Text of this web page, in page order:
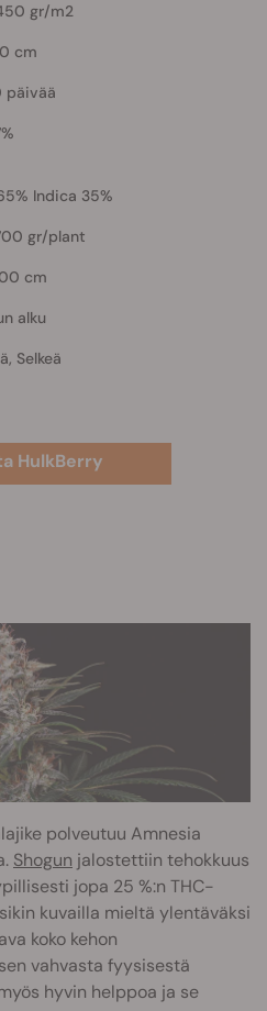
gr/m2
cm
päivää
Indica 35%
gr/plant
cm
alku
Selkeä
HulkBerry
polveutuu Amnesia
Shogun jalostettiin tehokkuus
jopa 25 %:n THC-
kuvailla mieltä ylentäväksi
koko kehon
vahvasta fyysisestä
hyvin helppoa ja se